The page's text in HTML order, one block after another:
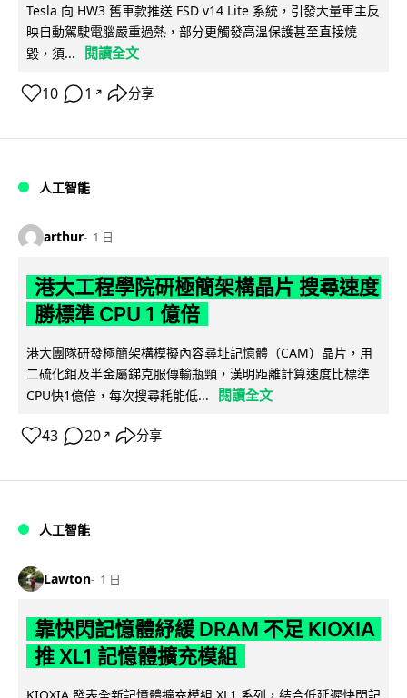
Tesla 向 HW3 舊車款推送 FSD v14 Lite 系統，引發大量車主反
映自動駕駛電腦嚴重過熱，部分更觸發高溫保護甚至直接燒
毀，須...
閱讀全文
10 1 ↗ 分享
人工智能
arthur 1 日
港大工程學院研極簡架構晶片 搜尋速度
勝標準 CPU 1 億倍
港大團隊研發極簡架構模擬內容尋址記憶體（CAM）晶片，用
二硫化鉬及半金屬銻克服傳輸瓶頸，漢明距離計算速度比標準
CPU快1億倍，每次搜尋耗能低...
閱讀全文
43 20 ↗ 分享
人工智能
Lawton 1 日
靠快閃記憶體紓緩 DRAM 不足 KIOXIA
推 XL1 記憶體擴充模組